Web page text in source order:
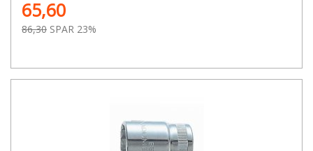
65,60
86,30 SPAR 23%